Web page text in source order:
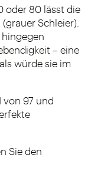
oder 80 lässt die
Schleier).
hingegen
– eine
würde sie im
von 97 und
Sie den